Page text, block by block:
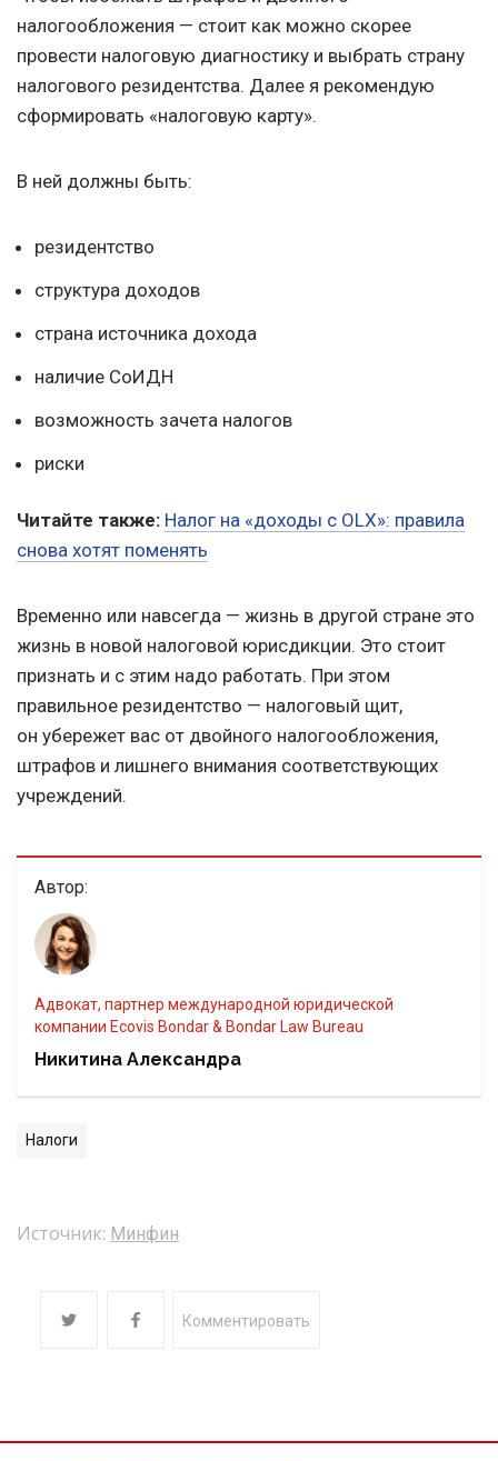
налогообложения — стоит как можно скорее
провести налоговую диагностику и выбрать страну
налогового резидентства. Далее я рекомендую
сформировать «налоговую карту».
В ней должны быть:
резидентство
структура доходов
страна источника дохода
наличие СоИДН
возможность зачета налогов
риски
Читайте также: Налог на «доходы с OLX»: правила
снова хотят поменять
Временно или навсегда — жизнь в другой стране это
жизнь в новой налоговой юрисдикции. Это стоит
признать и с этим надо работать. При этом
правильное резидентство — налоговый щит,
он убережет вас от двойного налогообложения,
штрафов и лишнего внимания соответствующих
учреждений.
Автор:
Адвокат, партнер международной юридической
компании Ecovis Bondar & Bondar Law Bureau
Никитина Александра
Налоги
Источник: Минфин
Комментировать